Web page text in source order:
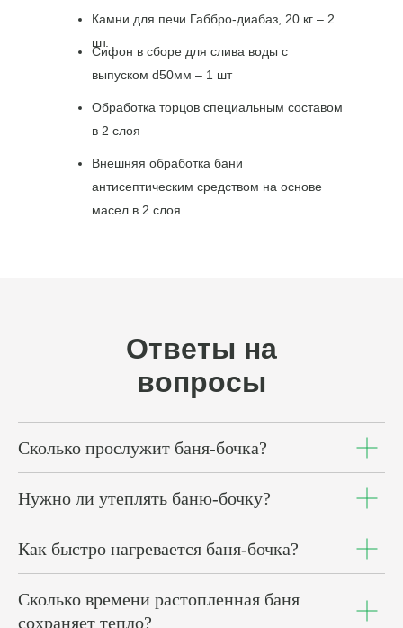
Камни для печи Габбро-диабаз, 20 кг – 2
шт.
Сифон в сборе для слива воды с
выпуском d50мм – 1 шт
Внешняя обработка бани
антисептическим средством на основе
масел в 2 слоя
Обработка торцов специальным составом
в 2 слоя
Ответы на
вопросы
Сколько прослужит баня-бочка?
Нужно ли утеплять баню-бочку?
Как быстро нагревается баня-бочка?
Сколько времени растопленная баня
сохраняет тепло?
аксессуары,